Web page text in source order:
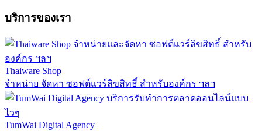
บริการของเรา
Thaiware Shop
จำหน่าย จัดหา ซอฟต์แวร์ลิขสิทธิ์ สำหรับองค์กร ฯลฯ
TumWai Digital Agency